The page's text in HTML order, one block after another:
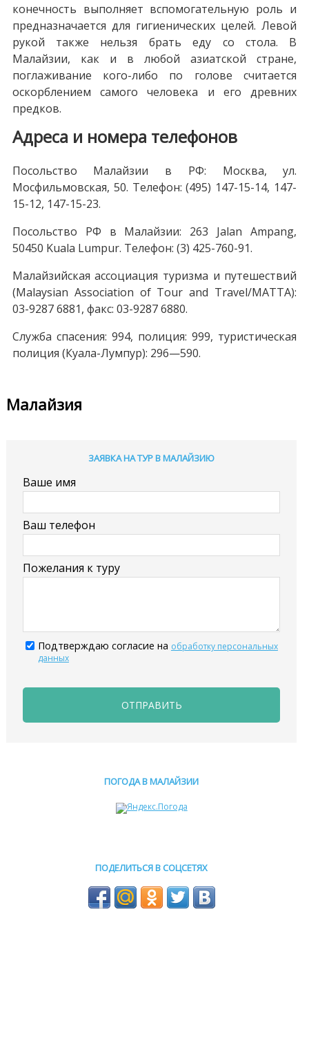
конечность выполняет вспомогательную роль и
предназначается для гигиенических целей. Левой
рукой также нельзя брать еду со стола. В
Малайзии, как и в любой азиатской стране,
поглаживание кого-либо по голове считается
оскорблением самого человека и его древних
предков.
Адреса и номера телефонов
Посольство Малайзии в РФ: Москва, ул.
Мосфильмовская, 50. Телефон: (495) 147-15-14, 147-
15-12, 147-15-23.
Посольство РФ в Малайзии: 263 Jalan Ampang,
50450 Kuala Lumpur. Телефон: (3) 425-760-91.
Малайзийская ассоциация туризма и путешествий
(Malaysian Association of Tour and Travel/MATTA):
03-9287 6881, факс: 03-9287 6880.
Служба спасения: 994, полиция: 999, туристическая
полиция (Куала-Лумпур): 296—590.
Малайзия
ЗАЯВКА НА ТУР В МАЛАЙЗИЮ
Ваше имя
Ваш телефон
Пожелания к туру
Подтверждаю согласие на обработку персональных
данных
ОТПРАВИТЬ
ПОГОДА В МАЛАЙЗИИ
ПОДЕЛИТЬСЯ В СОЦСЕТЯХ